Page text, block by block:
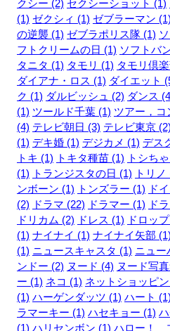
クシー (2) セクシーショット (1)
(1) ゼクシィ (1) ゼブラーマン
の逆襲 (1) ゼブラポリス隊 (1)
フトクリームの日 (1) ソフトバ
タニタ (1) タモリ (1) タモリ倶
ダイアナ・ロス (1) ダイエット
ク (1) ダルビッシュ (2) ダンス
(1) ツールド千葉 (1) ツアー，コ
(4) テレビ朝日 (3) テレビ東京
(1) デキ婚 (1) デジカメ (1) デス
トキ (1) トキタ種苗 (1) トシち
(1) トランジスタの日 (1) トリノ
ンボーン (1) トンズラー (1) ド
(2) ドラマ (22) ドラマー (1) ド
ドリカム (2) ドレス (1) ドロッ
(1) ナイナイ (1) ナイナイ矢部
(1) ニュースキャスタ (1) ニュー
ンドー (2) ヌード (4) ヌード写
ー (1) ネコ (1) ネットショッピ
(1) ハーゲンダッツ (1) ハート
ラマーキー (1) ハセキョー (1)
(1) ハリセンボン (1) ハロー！